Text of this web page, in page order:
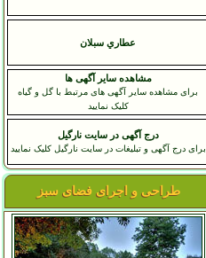
عطاري سبلان
مشاهده سایر آگهی ها
برای مشاهده سایر آگهی های مرتبط با گل و گیاه
کلیک نمایید
درج آگهی در سایت نارگیل
برای درج آگهی و تبلیغات در سایت نارگیل کلیک نمایید
طراحی و اجرای فضای سبز